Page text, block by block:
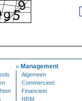
Management
Algemeen
Commercieel
Financieel
HRM